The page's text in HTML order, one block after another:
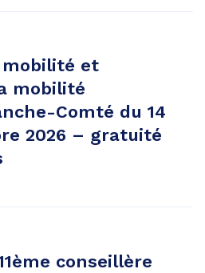
mobilité et
mobilité
Comté du 14
2026 – gratuité
conseillère